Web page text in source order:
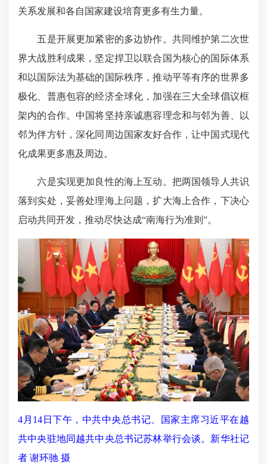
关系发展和各自国家建设培育更多有生力量。
五是开展更加紧密的多边协作。共同维护第二次世
界大战胜利成果，坚定捍卫以联合国为核心的国际体系
和以国际法为基础的国际秩序，推动平等有序的世界多
极化、普惠包容的经济全球化，加强在三大全球倡议框
架内的合作。中国将坚持亲诚惠容理念和与邻为善、以
邻为伴方针，深化同周边国家友好合作，让中国式现代
化成果更多惠及周边。
六是实现更加良性的海上互动。把两国领导人共识
落到实处，妥善处理海上问题，扩大海上合作，下决心
启动共同开发，推动尽快达成“南海行为准则”。
4月14日下午，中共中央总书记、国家主席习近平在越
共中央驻地同越共中央总书记苏林举行会谈。新华社记
者 谢环驰 摄